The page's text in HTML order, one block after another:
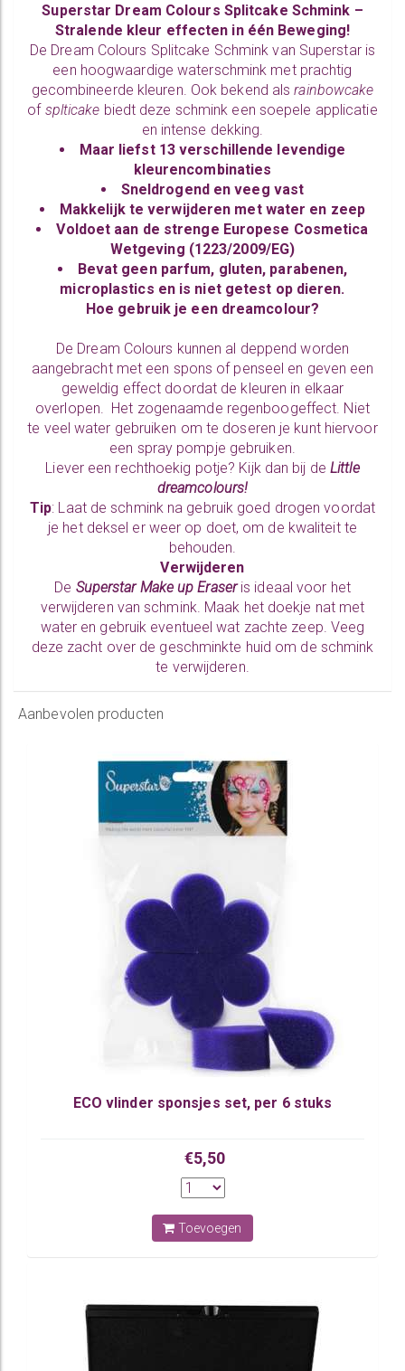
Superstar Dream Colours Splitcake Schmink –
Stralende kleur effecten in één Beweging!
De Dream Colours Splitcake Schmink van Superstar is
een hoogwaardige waterschmink met prachtig
gecombineerde kleuren. Ook bekend alsrainbowcake
of splticake biedt deze schmink een soepele applicatie
en intense dekking.
Maar liefst 13 verschillende levendige
kleurencombinaties
Sneldrogend en veeg vast
Makkelijk te verwijderen met water en zeep
Voldoet aan de strenge Europese Cosmetica
Wetgeving (1223/2009/EG)
Bevat geen parfum, gluten, parabenen,
microplastics en is niet getest op dieren.
Hoe gebruik je een dreamcolour?
De Dream Colours kunnen al deppend worden
aangebracht met een spons of penseel en geven een
geweldig effect doordat de kleuren in elkaar
overlopen. Het zogenaamde regenboogeffect. Niet
te veel water gebruiken om te doseren je kunt hiervoor
een spray pompje gebruiken.
Liever een rechthoekig potje? Kijk dan bij de Little
dreamcolours!
Tip: Laat de schmink na gebruik goed drogen voordat
je het deksel er weer op doet, om de kwaliteit te
behouden.
Verwijderen
De Superstar Make up Eraseris ideaal voor het
verwijderen van schmink. Maak het doekje nat met
water en gebruik eventueel wat zachte zeep. Veeg
deze zacht over de geschminkte huid om de schmink
te verwijderen.
Aanbevolen producten
ECO vlinder sponsjes set, per 6 stuks
€5,50
Toevoegen